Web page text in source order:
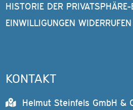
HISTORIE DER PRIVATSPHÄRE-
EINWILLIGUNGEN WIDERRUFEN
KONTAKT
Helmut Steinfels GmbH &